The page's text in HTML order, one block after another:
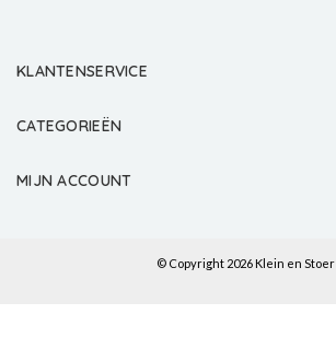
KLANTENSERVICE
CATEGORIEËN
MIJN ACCOUNT
© Copyright 2026 Klein en Stoer